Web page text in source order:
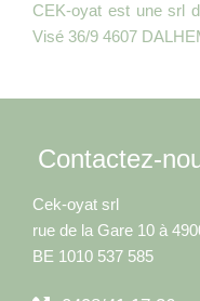
CEK-oyat est une srl
Visé 36/9 4607
Contactez-
Cek-oyat srl
rue de la Gare 10 à
BE 1010 537 585